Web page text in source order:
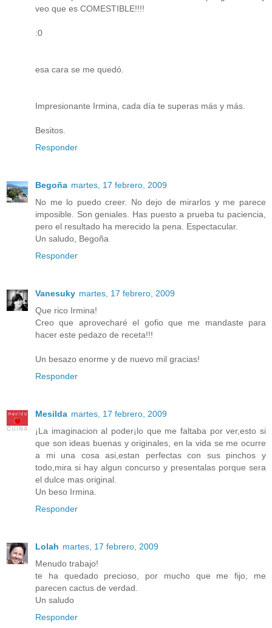
veo que es COMESTIBLE!!!!
:0
esa cara se me quedó.
Impresionante Irmina, cada día te superas más y más.
Besitos.
Responder
Begoña martes, 17 febrero, 2009
No me lo puedo creer. No dejo de mirarlos y me parece
imposible. Son geniales. Has puesto a prueba tu paciencia,
pero el resultado ha merecido la pena. Espectacular.
Un saludo, Begoña
Responder
Vanesuky martes, 17 febrero, 2009
Que rico Irmina!
Creo que aprovecharé el gofio que me mandaste para
hacer este pedazo de receta!!!
Un besazo enorme y de nuevo mil gracias!
Responder
Mesilda martes, 17 febrero, 2009
¡La imaginacion al poder¡lo que me faltaba por ver,esto si
que son ideas buenas y originales, en la vida se me ocurre
a mi una cosa asi,estan perfectas con sus pinchos y
todo,mira si hay algun concurso y presentalas porque sera
el dulce mas original.
Un beso Irmina.
Responder
Lolah martes, 17 febrero, 2009
Menudo trabajo!
te ha quedado precioso, por mucho que me fijo, me
parecen cactus de verdad.
Un saludo
Responder